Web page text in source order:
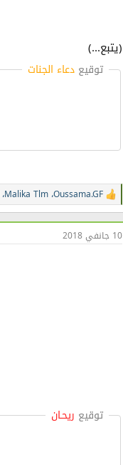
(يتبع...)
توقيع دعاء الجنات
ا
ل
ت
ف
ا
Oussama.GF، Malika Tlm،
10 جانفي 2018
توقيع ريحـان